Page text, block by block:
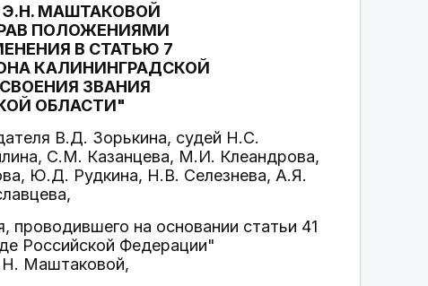
МАШТАКОВОЙ
ПОЛОЖЕНИЯМИ
В СТАТЬЮ 7
КАЛИНИНГРАДСКОЙ
ЗВАНИЯ
ОБЛАСТИ"
В.Д. Зорькина, судей Н.С.
С.М. Казанцева, М.И. Клеандрова,
Ю.Д. Рудкина, Н.В. Селезнева, А.Я.
на основании статьи 41
Российской Федерации"
Маштаковой,